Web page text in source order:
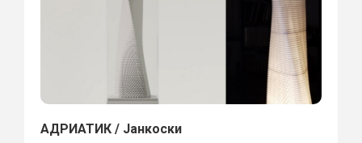
АДРИАТИК / Јанкоски